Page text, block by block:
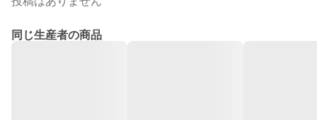
同じ生産者の商品